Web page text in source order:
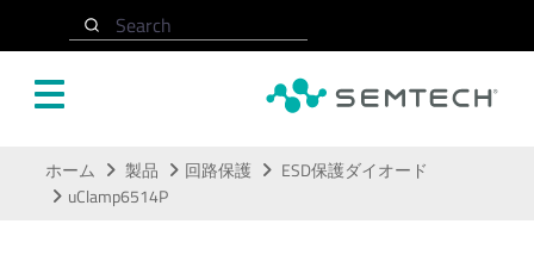
Search
ホーム 製品 回路保護
ESD保護ダイオード
uClamp6514P